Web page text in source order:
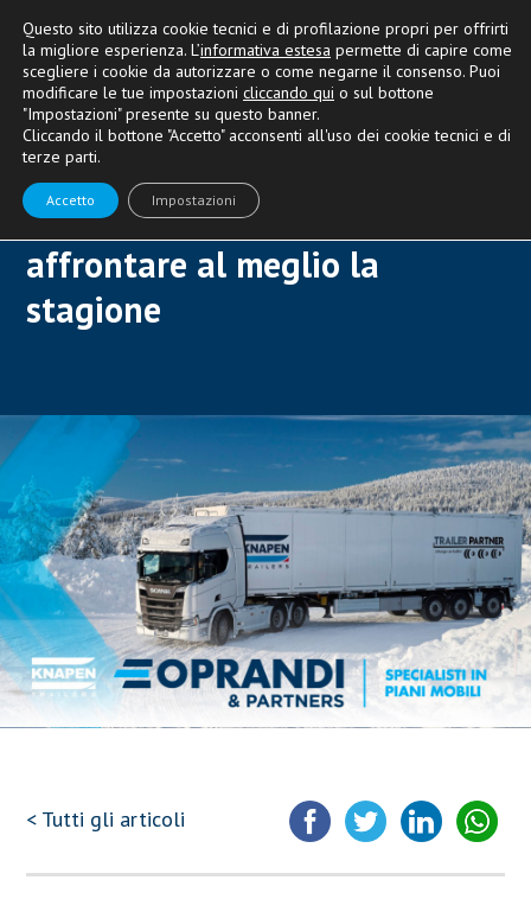
CONSULENZA E OPTIONAL
Non farti fermare dall’inverno:
ecco alcuni suggerimenti per
affrontare al meglio la
stagione
< Tutti gli articoli
Questo sito utilizza cookie tecnici e di profilazione propri per offrirti
la migliore esperienza. L’informativa estesa permette di capire come
scegliere i cookie da autorizzare o come negarne il consenso. Puoi
modificare le tue impostazioni cliccando qui o sul bottone
"Impostazioni" presente su questo banner.
Cliccando il bottone "Accetto" acconsenti all'uso dei cookie tecnici e di
terze parti.
Accetto Impostazioni